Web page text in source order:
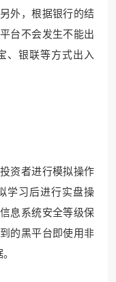
外，根据银行的结
台不会发生不能出
、银联等方式出入
资者进行模拟操作
学习后进行实盘操
息系统安全等级保
的黑平台即使用非